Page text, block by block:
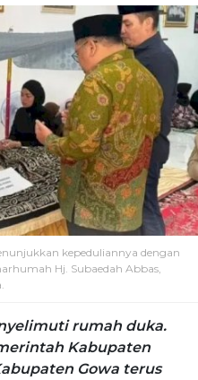
kepeduliannya dengan
Hj. Subaedah Abbas,
rumah duka.
Kabupaten
Gowa terus